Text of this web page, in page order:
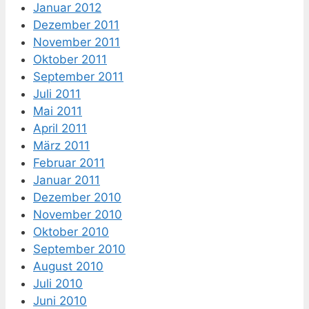
Januar 2012
Dezember 2011
November 2011
Oktober 2011
September 2011
Juli 2011
Mai 2011
April 2011
März 2011
Februar 2011
Januar 2011
Dezember 2010
November 2010
Oktober 2010
September 2010
August 2010
Juli 2010
Juni 2010